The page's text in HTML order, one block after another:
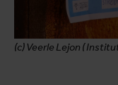
(c) Veerle Lejon (